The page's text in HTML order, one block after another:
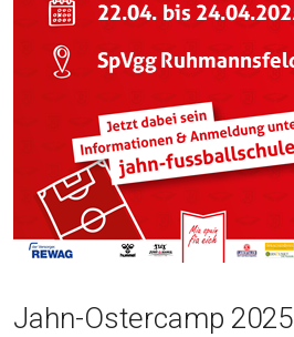
Jahn-Ostercamp 2025